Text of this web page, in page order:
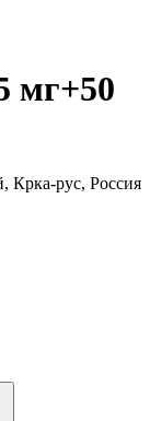
мг+50
Крка-рус, Россия